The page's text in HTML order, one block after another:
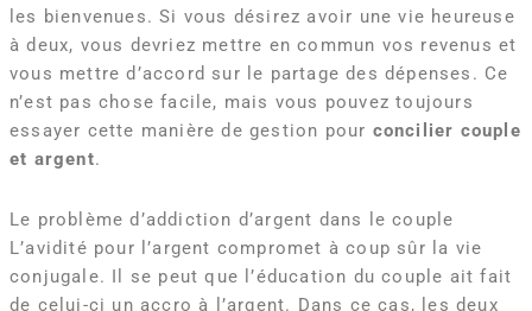
les bienvenues. Si vous désirez avoir une vie heureuse
à deux, vous devriez mettre en commun vos revenus et
vous mettre d’accord sur le partage des dépenses. Ce
n’est pas chose facile, mais vous pouvez toujours
essayer cette manière de gestion pour concilier couple
et argent.
Le problème d’addiction d’argent dans le couple
L’avidité pour l’argent compromet à coup sûr la vie
conjugale. Il se peut que l’éducation du couple ait fait
de celui-ci un accro à l’argent. Dans ce cas, les deux